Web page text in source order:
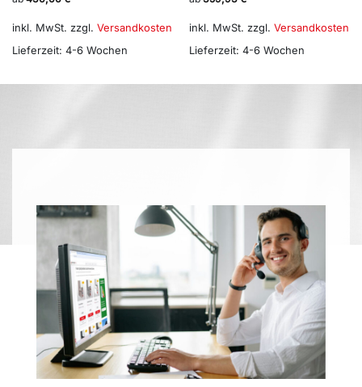
inkl. MwSt. zzgl. Versandkosten
Lieferzeit: 4-6 Wochen
inkl. MwSt. zzgl. Versandkosten
Lieferzeit: 4-6 Wochen